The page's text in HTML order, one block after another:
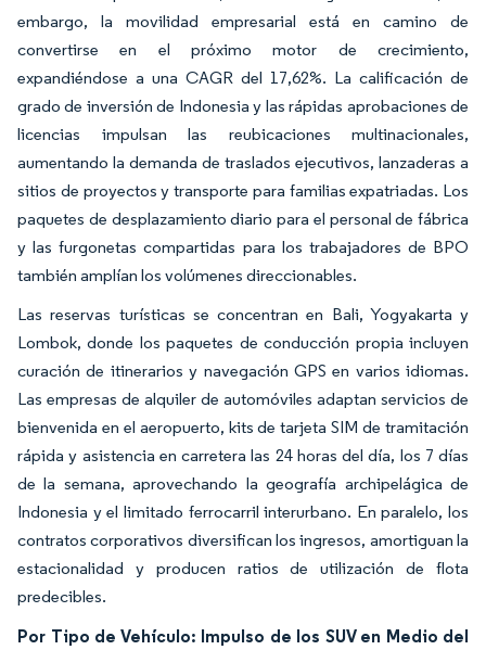
embargo, la movilidad empresarial está en camino de
convertirse en el próximo motor de crecimiento,
expandiéndose a una CAGR del 17,62%. La calificación de
grado de inversión de Indonesia y las rápidas aprobaciones de
licencias impulsan las reubicaciones multinacionales,
aumentando la demanda de traslados ejecutivos, lanzaderas a
sitios de proyectos y transporte para familias expatriadas. Los
paquetes de desplazamiento diario para el personal de fábrica
y las furgonetas compartidas para los trabajadores de BPO
también amplían los volúmenes direccionables.
Las reservas turísticas se concentran en Bali, Yogyakarta y
Lombok, donde los paquetes de conducción propia incluyen
curación de itinerarios y navegación GPS en varios idiomas.
Las empresas de alquiler de automóviles adaptan servicios de
bienvenida en el aeropuerto, kits de tarjeta SIM de tramitación
rápida y asistencia en carretera las 24 horas del día, los 7 días
de la semana, aprovechando la geografía archipelágica de
Indonesia y el limitado ferrocarril interurbano. En paralelo, los
contratos corporativos diversifican los ingresos, amortiguan la
estacionalidad y producen ratios de utilización de flota
predecibles.
Por Tipo de Vehículo: Impulso de los SUV en Medio del